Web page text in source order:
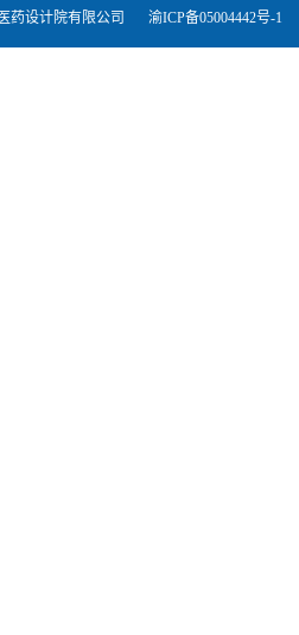
药设计院有限公司 渝ICP备05004442号-1